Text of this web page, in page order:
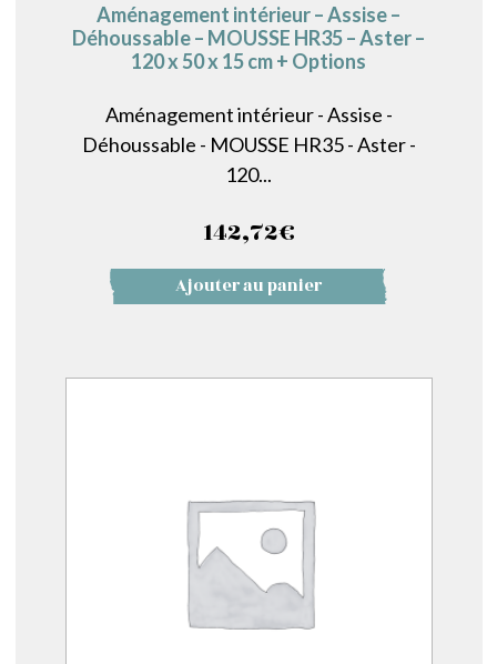
Aménagement intérieur – Assise –
Déhoussable – MOUSSE HR35 – Aster –
120 x 50 x 15 cm + Options
Aménagement intérieur - Assise -
Déhoussable - MOUSSE HR35 - Aster -
120...
142,72€
Ajouter au panier